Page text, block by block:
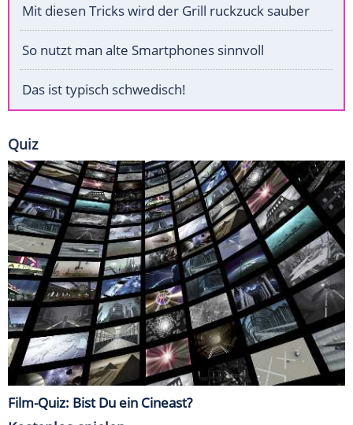
Mit diesen Tricks wird der Grill ruckzuck sauber
So nutzt man alte Smartphones sinnvoll
Das ist typisch schwedisch!
Quiz
Film-Quiz: Bist Du ein Cineast?